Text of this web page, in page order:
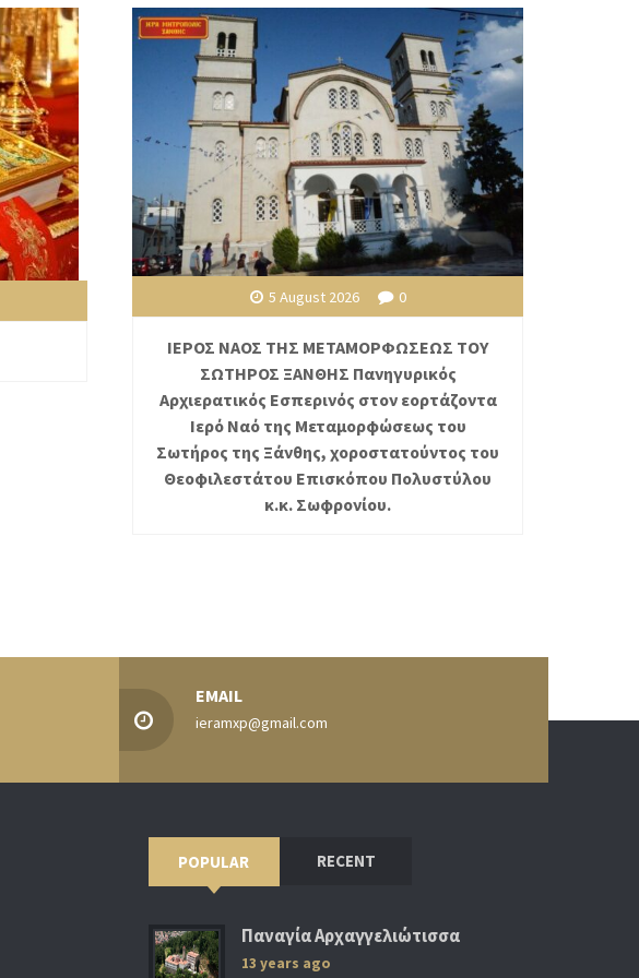
5 August 2026 0
ΙΕΡΟΣ ΝΑΟΣ ΤΗΣ ΜΕΤΑΜΟΡΦΩΣΕΩΣ ΤΟΥ
ΣΩΤΗΡΟΣ ΞΑΝΘΗΣ Πανηγυρικός
Αρχιερατικός Εσπερινός στον εορτάζοντα
Ιερό Ναό της Μεταμορφώσεως του
Σωτήρος της Ξάνθης, χοροστατούντος του
Θεοφιλεστάτου Επισκόπου Πολυστύλου
κ.κ. Σωφρονίου.
EMAIL
ieramxp@gmail.com
POPULAR RECENT
Παναγία Αρχαγγελιώτισσα
13 years ago